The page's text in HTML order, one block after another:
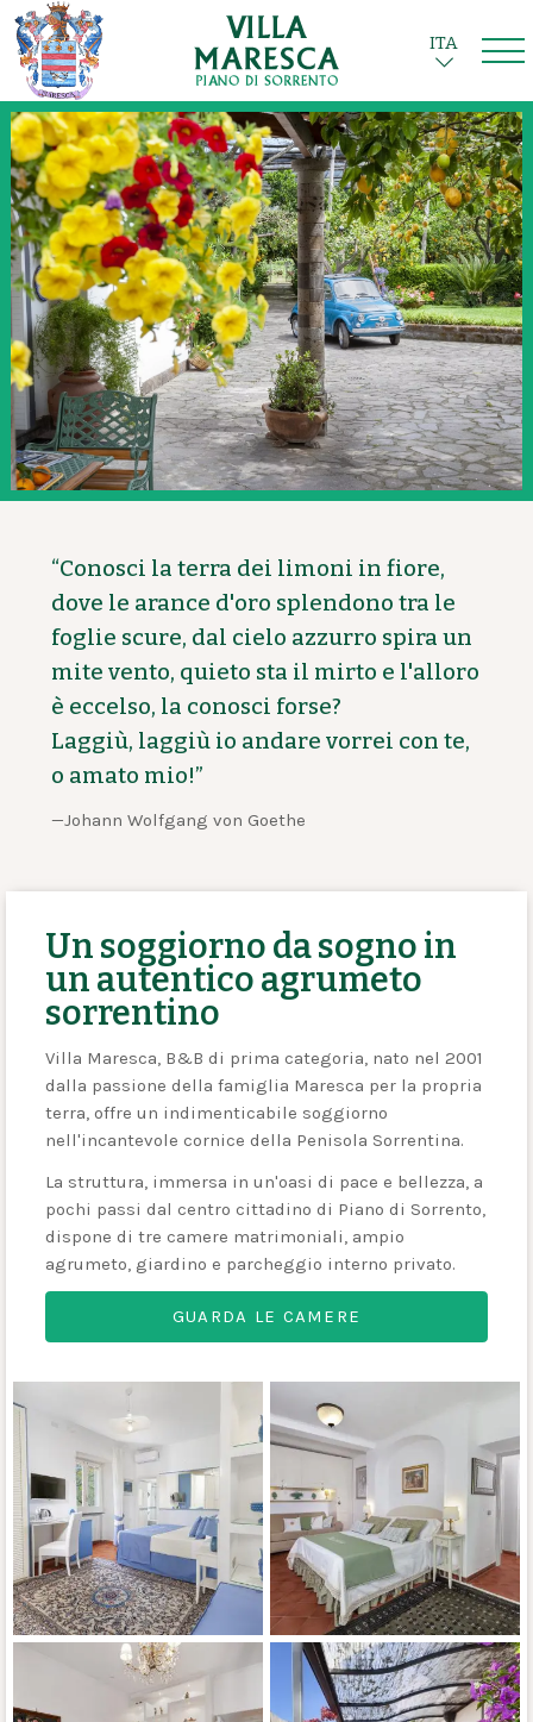
ITA
ENG
FRA
DEU
“Conosci la terra dei limoni in fiore,
dove le arance d'oro splendono tra le
foglie scure, dal cielo azzurro spira un
mite vento, quieto sta il mirto e l'alloro
è eccelso, la conosci forse?
Laggiù, laggiù io andare vorrei con te,
o amato mio!”
—Johann Wolfgang von Goethe
Un soggiorno da sogno in
un autentico agrumeto
sorrentino
Villa Maresca, B&B di prima categoria, nato nel 2001
dalla passione della famiglia Maresca per la propria
terra, offre un indimenticabile soggiorno
nell'incantevole cornice della Penisola Sorrentina.
La struttura, immersa in un'oasi di pace e bellezza, a
pochi passi dal centro cittadino di Piano di Sorrento,
dispone di tre camere matrimoniali, ampio
agrumeto, giardino e parcheggio interno privato.
GUARDA LE CAMERE